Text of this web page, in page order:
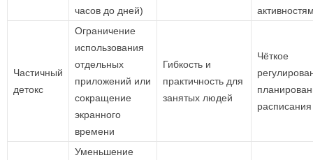
часов до дней)
Частичный
детокс
Ограничение
использования
отдельных
приложений или
сокращение
экранного
времени
Гибкость и
практичность для
занятых людей
Чёткое
расписания
Уменьшение